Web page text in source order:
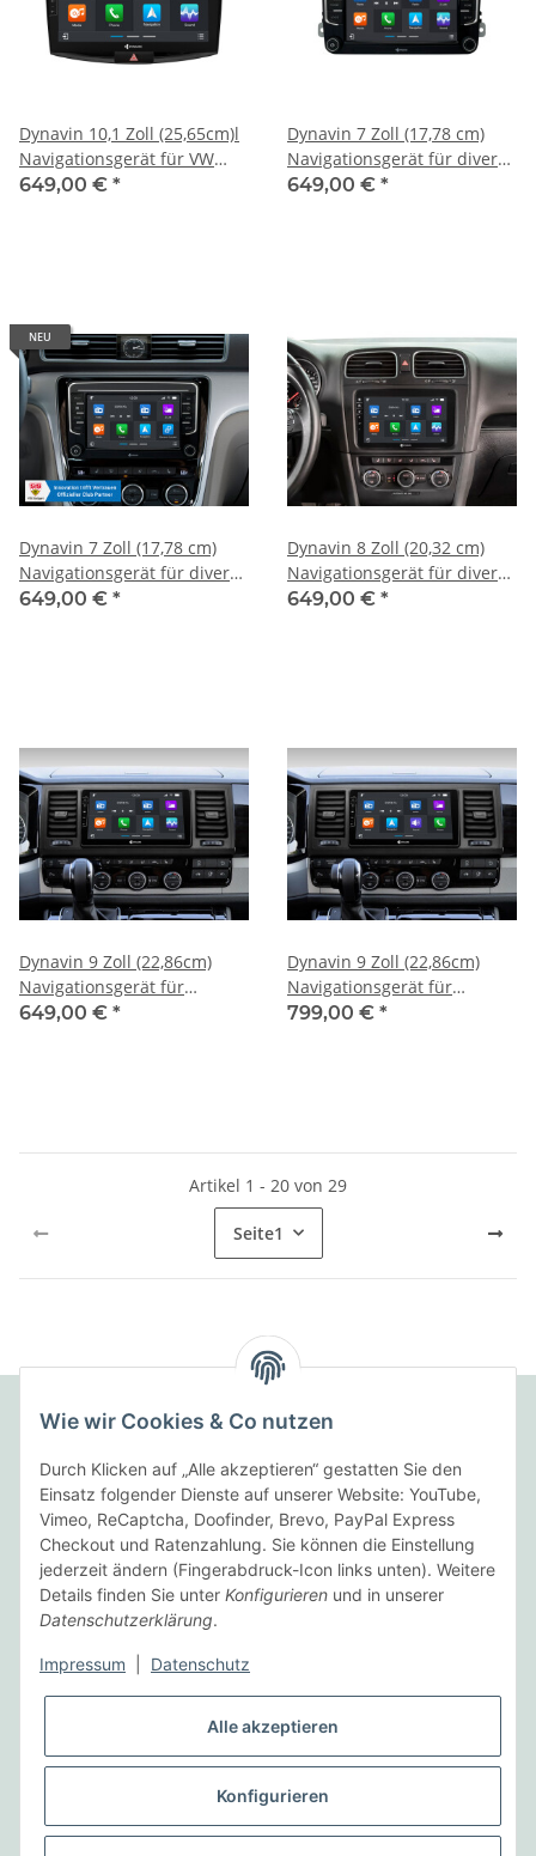
Dynavin 10,1 Zoll (25,65cm)l
Navigationsgerät für VW
Passat B7 2010-2014
649,00 € *
Dynavin 7 Zoll (17,78 cm)
Navigationsgerät für diverse
Modelle VW Golf ab 2003
649,00 € *
NEU
Dynavin 7 Zoll (17,78 cm)
Navigationsgerät für diverse
Modelle VW Golf ab 2003
649,00 € *
Dynavin 8 Zoll (20,32 cm)
Navigationsgerät für diverse
Modelle VW/ Skoda/ Seat
649,00 € *
Dynavin 9 Zoll (22,86cm)
Navigationsgerät für
Volkswagen T6
649,00 € *
Dynavin 9 Zoll (22,86cm)
Navigationsgerät für
Volkswagen T6
799,00 € *
Artikel 1 - 20 von 29
Seite1
Folgende Zahlungsarten bieten wir an:
Wir versenden mit:
Gesetzliche Informationen
* Alle Preise inkl. gesetzlicher USt., zzgl.Versand
Wie wir Cookies & Co nutzen
Durch Klicken auf „Alle akzeptieren“ gestatten Sie den
Einsatz folgender Dienste auf unserer Website: YouTube,
Vimeo, ReCaptcha, Doofinder, Brevo, PayPal Express
Checkout und Ratenzahlung. Sie können die Einstellung
jederzeit ändern (Fingerabdruck-Icon links unten). Weitere
Details finden Sie unter Konfigurieren und in unserer
Datenschutzerklärung.
Impressum Datenschutz
Alle akzeptieren
Konfigurieren